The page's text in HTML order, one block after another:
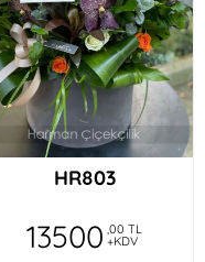
HR803
13500 ,00 TL
+KDV